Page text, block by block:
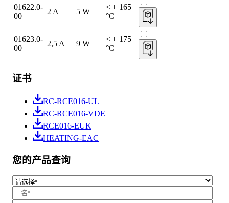
01622.0-
00
2 A 5 W
< + 165
°C
01623.0-
00
2,5 A 9 W
< + 175
°C
证书
RC-RCE016-UL
RC-RCE016-VDE
RCE016-EUK
HEATING-EAC
您的产品查询